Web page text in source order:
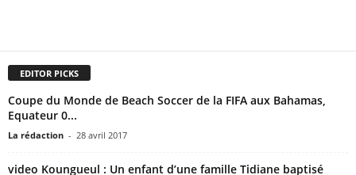
EDITOR PICKS
Coupe du Monde de Beach Soccer de la FIFA aux Bahamas,
Equateur 0...
La rédaction - 28 avril 2017
video Koungueul : Un enfant d’une famille Tidiane baptisé